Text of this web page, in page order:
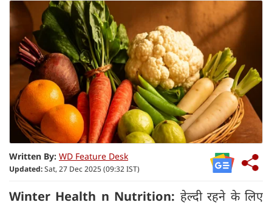
Written By: WD Feature Desk
Updated:Sat, 27 Dec 2025 (09:32 IST)
Winter Health n Nutrition: हेल्दी रहने के लिए